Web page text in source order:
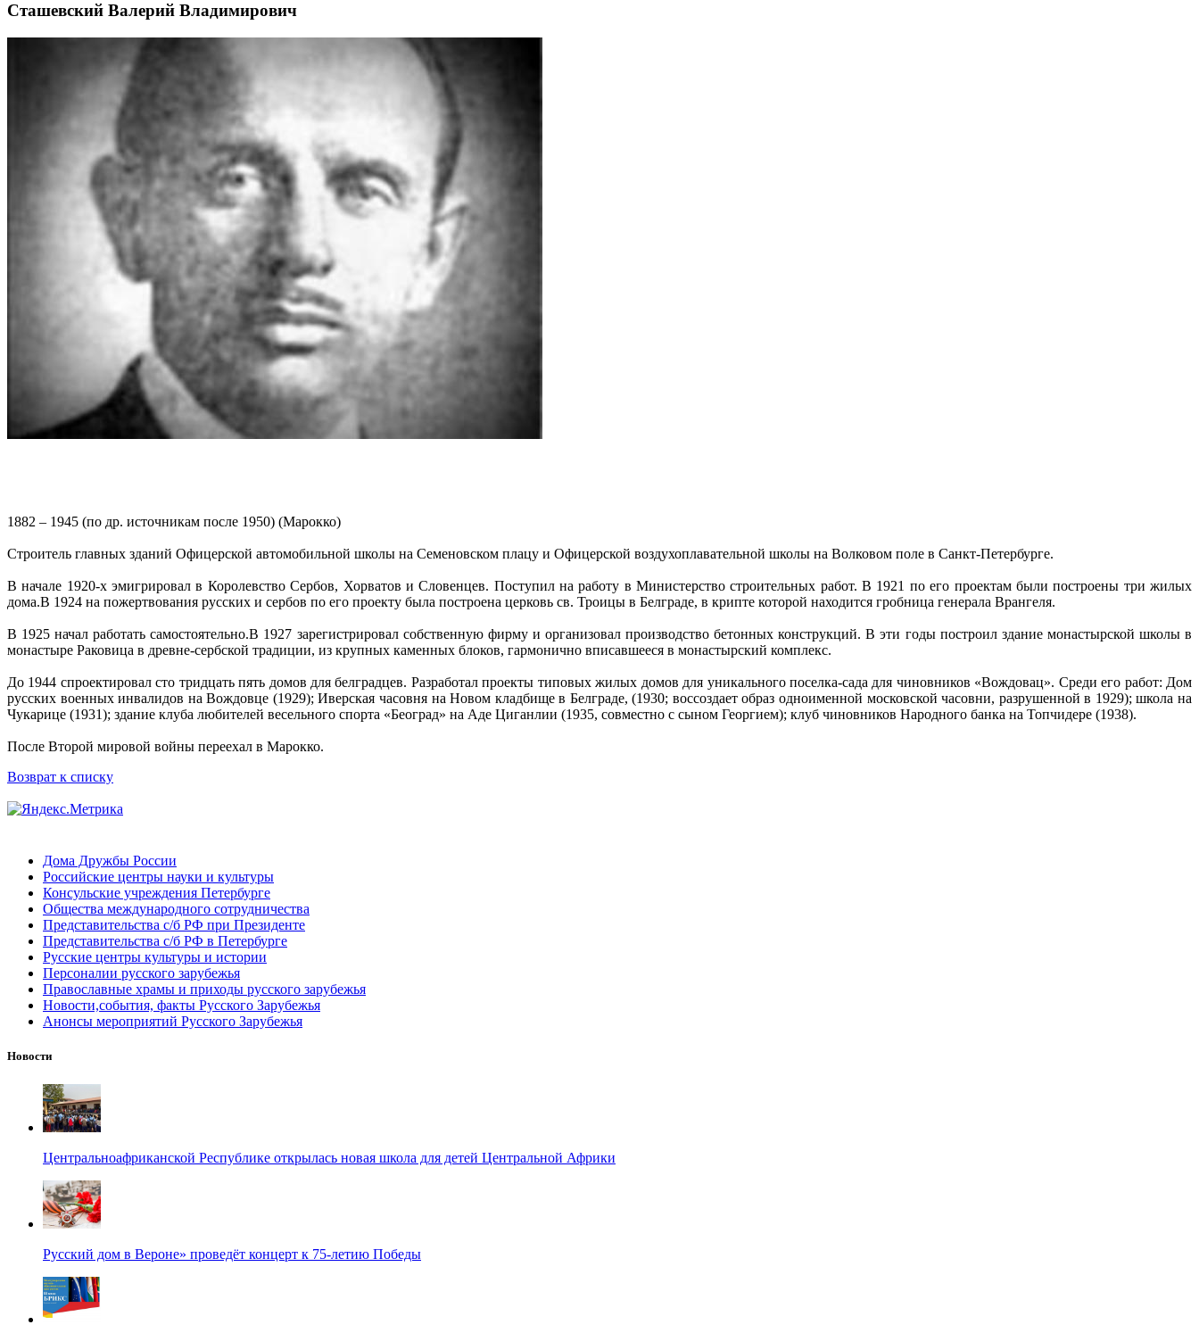
Сташевский Валерий Владимирович
1882 – 1945 (по др. источникам после 1950) (Марокко)
Строитель главных зданий Офицерской автомобильной школы на Семеновском плацу и Офицерской воздухоплавательной школы на Волковом поле в Санкт-Петербурге.
В начале 1920-х эмигрировал в Королевство Сербов, Хорватов и Словенцев. Поступил на работу в Министерство строительных работ. В 1921 по его проектам были построены три жилых
дома.В 1924 на пожертвования русских и сербов по его проекту была построена церковь св. Троицы в Белграде, в крипте которой находится гробница генерала Врангеля.
В 1925 начал работать самостоятельно.В 1927 зарегистрировал собственную фирму и организовал производство бетонных конструкций. В эти годы построил здание монастырской школы в
монастыре Раковица в древне-сербской традиции, из крупных каменных блоков, гармонично вписавшееся в монастырский комплекс.
До 1944 спроектировал сто тридцать пять домов для белградцев. Разработал проекты типовых жилых домов для уникального поселка-сада для чиновников «Вождовац». Среди его работ: Дом
русских военных инвалидов на Вождовце (1929); Иверская часовня на Новом кладбище в Белграде, (1930; воссоздает образ одноименной московской часовни, разрушенной в 1929); школа на
Чукарице (1931); здание клуба любителей весельного спорта «Београд» на Аде Циганлии (1935, совместно с сыном Георгием); клуб чиновников Народного банка на Топчидере (1938).
После Второй мировой войны переехал в Марокко.
Возврат к списку
Дома Дружбы России
Российские центры науки и культуры
Консульские учреждения Петербурге
Общества международного сотрудничества
Представительства с/б РФ при Президенте
Представительства с/б РФ в Петербурге
Русские центры культуры и истории
Персоналии русского зарубежья
Православные храмы и приходы русского зарубежья
Новости,события, факты Русского Зарубежья
Анонсы мероприятий Русского Зарубежья
Новости
Центральноафриканской Республике открылась новая школа для детей Центральной Африки
Русский дом в Вероне» проведёт концерт к 75-летию Победы